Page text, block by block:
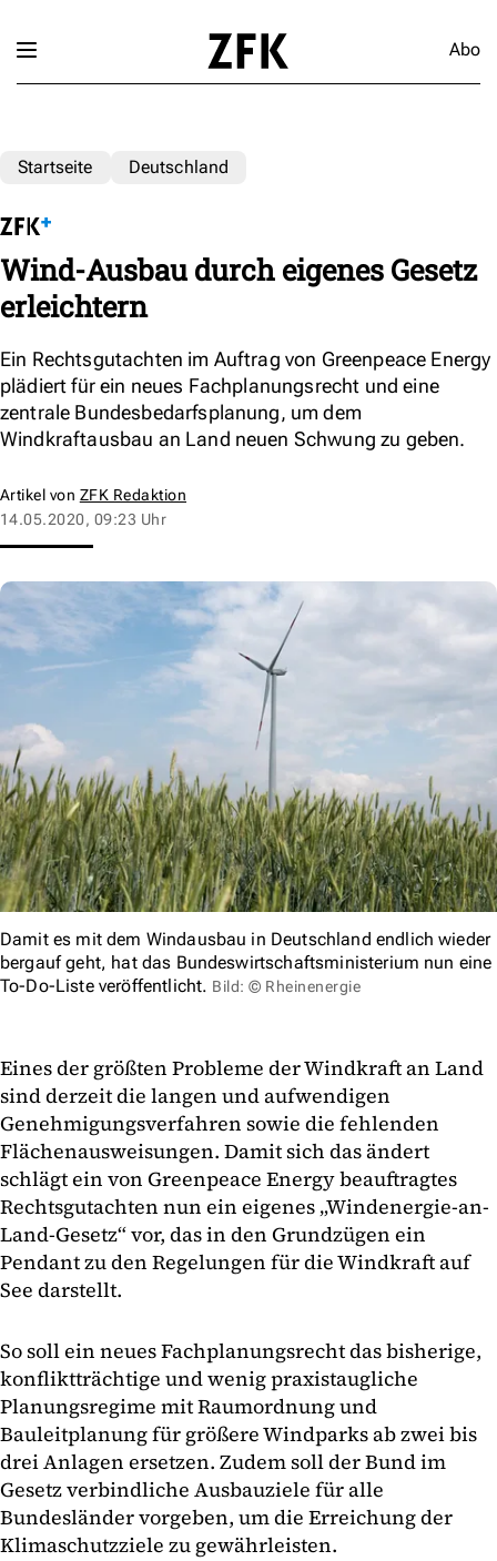
Abo
Startseite Deutschland
Wind-Ausbau durch eigenes Gesetz
erleichtern
Ein Rechtsgutachten im Auftrag von Greenpeace Energy
plädiert für ein neues Fachplanungsrecht und eine
zentrale Bundesbedarfsplanung, um dem
Windkraftausbau an Land neuen Schwung zu geben.
Artikel von ZFK Redaktion
14.05.2020, 09:23 Uhr
Damit es mit dem Windausbau in Deutschland endlich wieder
bergauf geht, hat das Bundeswirtschaftsministerium nun eine
To-Do-Liste veröffentlicht. Bild: © Rheinenergie
Eines der größten Probleme der Windkraft an Land
sind derzeit die langen und aufwendigen
Genehmigungsverfahren sowie die fehlenden
Flächenausweisungen. Damit sich das ändert
schlägt ein von Greenpeace Energy beauftragtes
Rechtsgutachten nun ein eigenes „Windenergie-an-
Land-Gesetz“ vor, das in den Grundzügen ein
Pendant zu den Regelungen für die Windkraft auf
See darstellt.
So soll ein neues Fachplanungsrecht das bisherige,
konfliktträchtige und wenig praxistaugliche
Planungsregime mit Raumordnung und
Bauleitplanung für größere Windparks ab zwei bis
drei Anlagen ersetzen. Zudem soll der Bund im
Gesetz verbindliche Ausbauziele für alle
Bundesländer vorgeben, um die Erreichung der
Klimaschutzziele zu gewährleisten.